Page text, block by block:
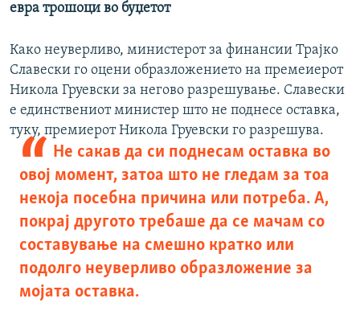
евра трошоци во буџетот
Како неуверливо, министерот за финансии Трајко
Славески го оцени образложението на премеиерот
Никола Груевски за негово разрешување. Славески
е единствениот министер што не поднесе оставка,
туку, премиерот Никола Груевски го разрешува.
Не сакав да си поднесам оставка во
овој момент, затоа што не гледам за тоа
некоја посебна причина или потреба. А,
покрај другото требаше да се мачам со
составување на смешно кратко или
подолго неуверливо образложение за
мојата оставка.